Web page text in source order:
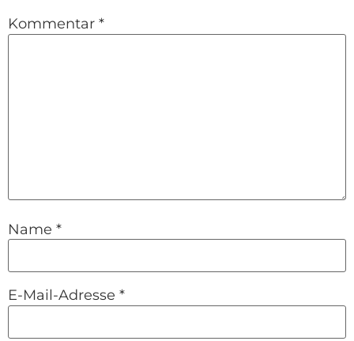
Kommentar *
Name *
E-Mail-Adresse *